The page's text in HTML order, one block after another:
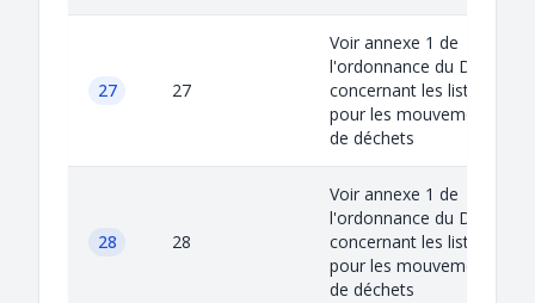
27 27
Voir annexe 1 de
l'ordonnance du DETEC
concernant les listes
pour les mouvements
de déchets
28 28
Voir annexe 1 de
l'ordonnance du DETEC
concernant les listes
pour les mouvements
de déchets